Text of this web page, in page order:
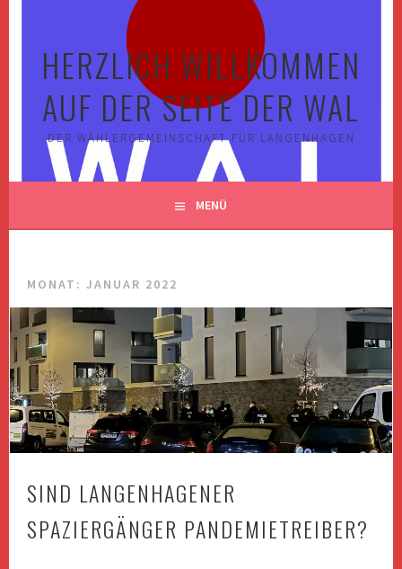
HERZLICH WILLKOMMEN
AUF DER SEITE DER WAL
DER WÄHLERGEMEINSCHAFT FÜR LANGENHAGEN
MENÜ
MONAT:JANUAR 2022
SIND LANGENHAGENER
SPAZIERGÄNGER PANDEMIETREIBER?